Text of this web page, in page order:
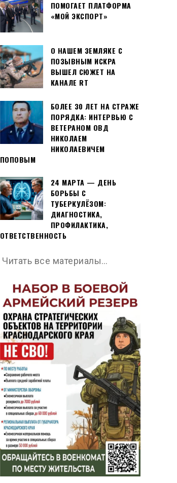
ПОМОГАЕТ ПЛАТФОРМА
«МОЙ ЭКСПОРТ»
О НАШЕМ ЗЕМЛЯКЕ С
ПОЗЫВНЫМ ИСКРА
ВЫШЕЛ СЮЖЕТ НА
КАНАЛЕ RT
БОЛЕЕ 30 ЛЕТ НА СТРАЖЕ
ПОРЯДКА: ИНТЕРВЬЮ С
ВЕТЕРАНОМ ОВД
НИКОЛАЕМ
НИКОЛАЕВИЧЕМ
ПОПОВЫМ
24 МАРТА — ДЕНЬ
БОРЬБЫ С
ТУБЕРКУЛЁЗОМ:
ДИАГНОСТИКА,
ПРОФИЛАКТИКА,
ОТВЕТСТВЕННОСТЬ
Читать все материалы…